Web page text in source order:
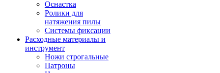
Оснастка
Ролики для
натяжения пилы
Системы фиксации
Расходные материалы и
инструмент
Ножи строгальные
Патроны